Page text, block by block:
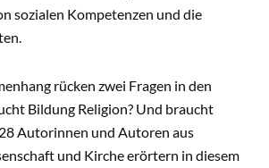
sozialen Kompetenzen und die
rücken zwei Fragen in den
Bildung Religion? Und braucht
Autorinnen und Autoren aus
und Kirche erörtern in diesem